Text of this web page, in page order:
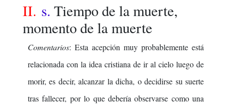
II. s. Tiempo de la muerte,
momento de la muerte
Comentarios: Esta acepción muy probablemente está
relacionada con la idea cristiana de ir al cielo luego de
morir, es decir, alcanzar la dicha, o decidirse su suerte
tras fallecer, por lo que debería observarse como una